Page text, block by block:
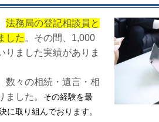
法務局の登記相談員と
した 。その間、1,000
りました実績がありま
数々の相続・遺言・相
した。 その経験を最
に取り組んでおります。